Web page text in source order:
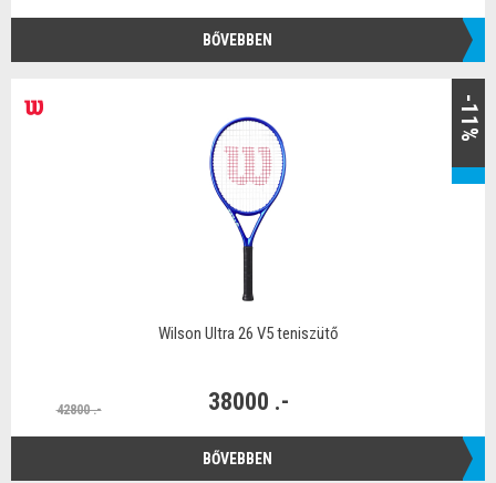
BŐVEBBEN
-11%
Wilson Ultra 26 V5 teniszütő
42800 .- 38000 .-
BŐVEBBEN